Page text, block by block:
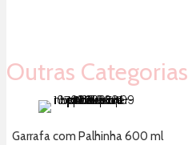
Outras Categorias
Garrafa com Palhinha 600 ml